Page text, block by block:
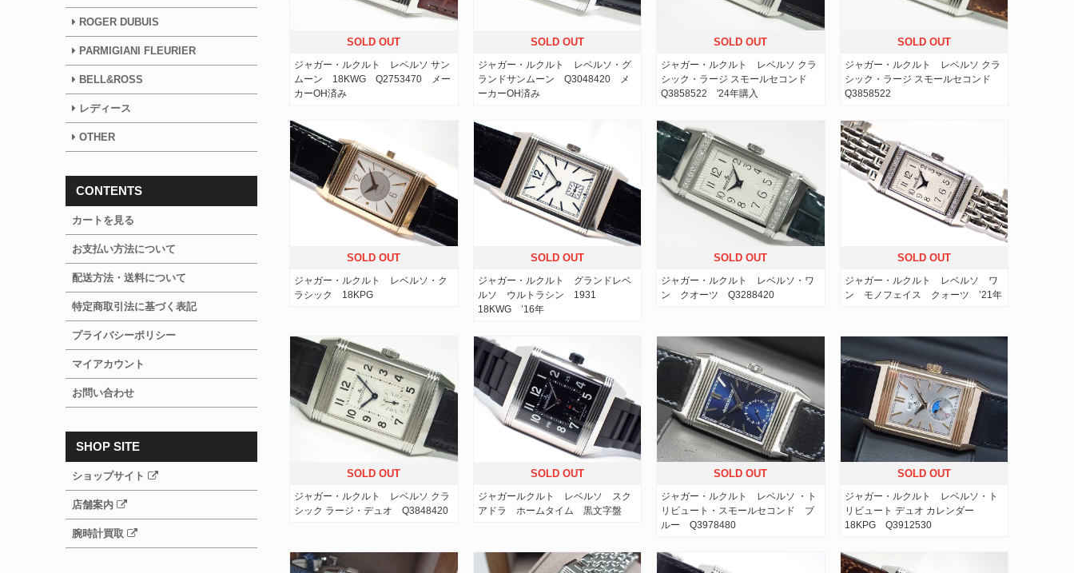
SOLD OUT
ジャガー・ルクルト レベルソ サン
ムーン 18KWG Q2753470 メー
カーOH済み
SOLD OUT
ジャガー・ルクルト レベルソ・グ
ランドサンムーン Q3048420 メ
ーカーOH済み
SOLD OUT
ジャガー・ルクルト レベルソ クラ
シック・ラージ スモールセコンド
Q3858522 '24年購入
SOLD OUT
ジャガー・ルクルト レベルソ クラ
シック・ラージ スモールセコンド
Q3858522
SOLD OUT
ジャガー・ルクルト レベルソ・ク
ラシック 18KPG
SOLD OUT
ジャガー・ルクルト グランドレベ
ルソ ウルトラシン 1931
18KWG ’16年
SOLD OUT
ジャガー・ルクルト レベルソ・ワ
ン クオーツ Q3288420
SOLD OUT
ジャガー・ルクルト レベルソ ワ
ン モノフェイス クォーツ ’21年
SOLD OUT
ジャガー・ルクルト レベルソ クラ
シック ラージ・デュオ Q3848420
SOLD OUT
ジャガールクルト レベルソ スク
アドラ ホームタイム 黒文字盤
SOLD OUT
ジャガー・ルクルト レベルソ ・ト
リビュート・スモールセコンド ブ
ルー Q3978480
SOLD OUT
ジャガー・ルクルト レベルソ・ト
リビュート デュオ カレンダー
18KPG Q3912530
ROGER DUBUIS
PARMIGIANI FLEURIER
BELL&ROSS
レディース
OTHER
CONTENTS
カートを見る
お支払い方法について
配送方法・送料について
特定商取引法に基づく表記
プライバシーポリシー
マイアカウント
お問い合わせ
SHOP SITE
ショップサイト
店舗案内
腕時計買取